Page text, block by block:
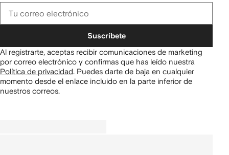
Suscríbete
Al registrarte, aceptas recibir comunicaciones de marketing
por correo electrónico y confirmas que has leído nuestra
Política de privacidad. Puedes darte de baja en cualquier
momento desde el enlace incluido en la parte inferior de
nuestros correos.